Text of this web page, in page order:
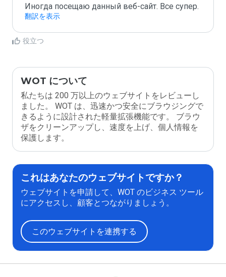
Иногда посещаю данный веб-сайт. Все супер.
翻訳を表示
役立つ
WOT について
私たちは 200 万以上のウェブサイトをレビューし
ました。 WOT は、迅速かつ安全にブラウジングで
きるように設計された軽量拡張機能です。 ブラウ
ザをクリーンアップし、速度を上げ、個人情報を
保護します。
これはあなたのウェブサイトですか？
ウェブサイトを申請して、WOT のビジネス ツール
にアクセスし、顧客とつながりましょう。
このウェブサイトを連携する